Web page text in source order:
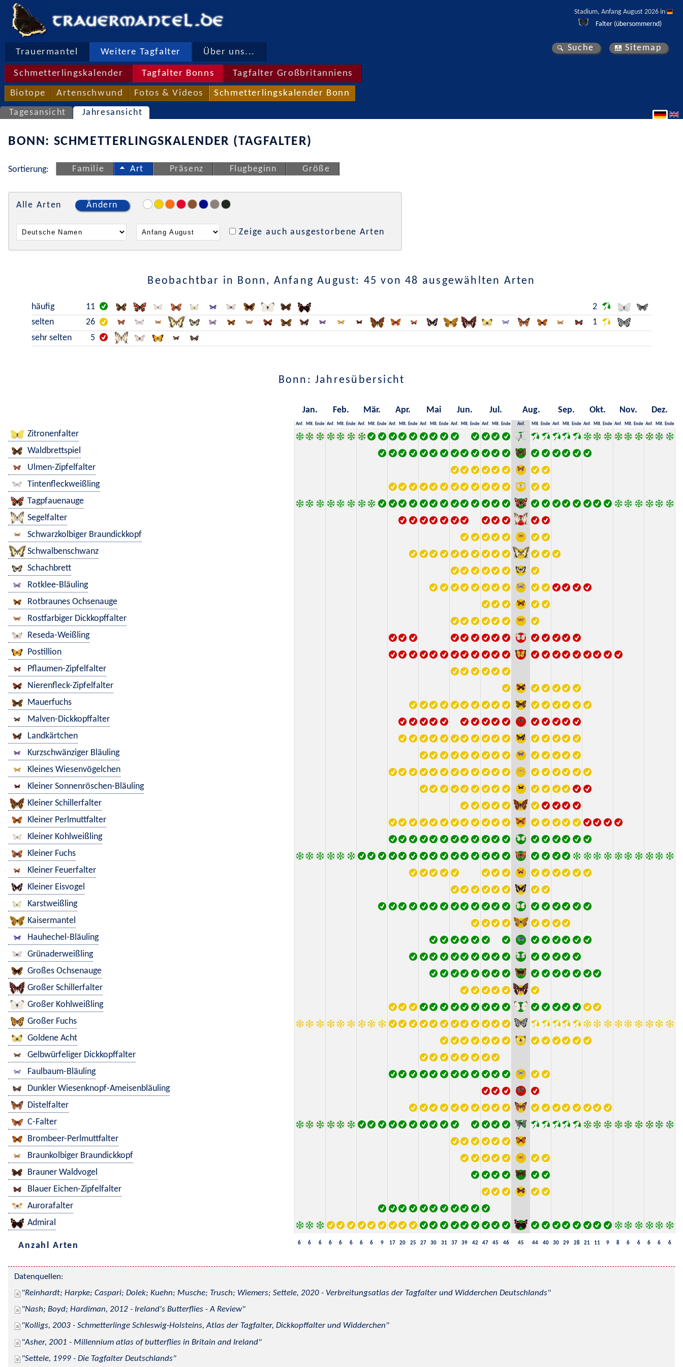
Stadium, Anfang August 2026 in
Falter (übersommernd)
Trauermantel Weitere Tagfalter Über uns...
Schmetterlingskalender Tagfalter Bonns Tagfalter Großbritanniens
Biotope Artenschwund Fotos & Videos Schmetterlingskalender Bonn
Suche Sitemap
Tagesansicht Jahresansicht
BONN: SCHMETTERLINGSKALENDER (TAGFALTER)
Sortierung: Familie Art Präsenz Flugbeginn Größe
Alle Arten Ändern
Zeige auch ausgestorbene Arten
Beobachtbar in Bonn, Anfang August: 45 von 48 ausgewählten Arten
häufig 11
2
selten
26
1
sehr selten
5
Bonn: Jahresübersicht
Jan. Feb. Mär. Apr. Mai Jun. Jul. Aug. Sep. Okt. Nov. Dez.
Anf. Mit. Ende Anf. Mit. Ende Anf. Mit. Ende Anf. Mit. Ende Anf. Mit. Ende Anf. Mit. Ende Anf. Mit. Ende Anf. Mit. Ende Anf. Mit. Ende Anf. Mit. Ende Anf. Mit. Ende Anf. Mit. Ende
Zitronenfalter
Waldbrettspiel
Ulmen-Zipfelfalter
Tintenfleckweißling
Tagpfauenauge
Segelfalter
Schwarzkolbiger Braundickkopf
Schwalbenschwanz
Schachbrett
Rotklee-Bläuling
Rotbraunes Ochsenauge
Rostfarbiger Dickkopffalter
Reseda-Weißling
Postillion
Pflaumen-Zipfelfalter
Nierenfleck-Zipfelfalter
Mauerfuchs
Malven-Dickkopffalter
Landkärtchen
Kurzschwänziger Bläuling
Kleines Wiesenvögelchen
Kleiner Sonnenröschen-Bläuling
Kleiner Schillerfalter
Kleiner Perlmuttfalter
Kleiner Kohlweißling
Kleiner Fuchs
Kleiner Feuerfalter
Kleiner Eisvogel
Karstweißling
Kaisermantel
Hauhechel-Bläuling
Grünaderweißling
Großes Ochsenauge
Großer Schillerfalter
Großer Kohlweißling
Großer Fuchs
Goldene Acht
Gelbwürfeliger Dickkopffalter
Faulbaum-Bläuling
Dunkler Wiesenknopf-Ameisenbläuling
Distelfalter
C-Falter
Brombeer-Perlmuttfalter
Braunkolbiger Braundickkopf
Brauner Waldvogel
Blauer Eichen-Zipfelfalter
Aurorafalter
Admiral
Anzahl Arten 6 6 6 6 6 6 6 6 9 17 20 25 27 30 31 37 39 42 47 45 46 45 44 40 30 29 28 21 11 9 8 6 6 6 6 6
Datenquellen:
Reinhardt; Harpke; Caspari; Dolek; Kuehn; Musche; Trusch; Wiemers; Settele, 2020 - Verbreitungsatlas der Tagfalter und Widderchen Deutschlands
Nash; Boyd; Hardiman, 2012 - Ireland's Butterflies - A Review
Kolligs, 2003 - Schmetterlinge Schleswig-Holsteins, Atlas der Tagfalter, Dickkopffalter und Widderchen
Asher, 2001 - Millennium atlas of butterflies in Britain and Ireland
Settele, 1999 - Die Tagfalter Deutschlands